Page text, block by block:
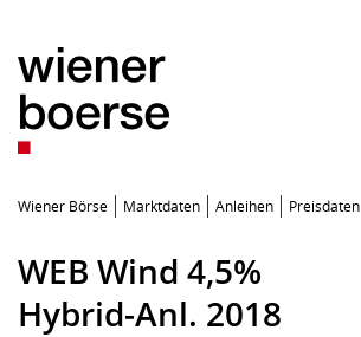
Wiener Börse Marktdaten Anleihen Preisdaten
WEB Wind 4,5%
Hybrid-Anl. 2018